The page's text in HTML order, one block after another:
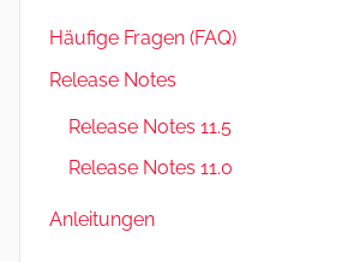
R
e
Häufige Fragen (FAQ)
Release Notes
Release Notes 11.5
Release Notes 11.0
Anleitungen